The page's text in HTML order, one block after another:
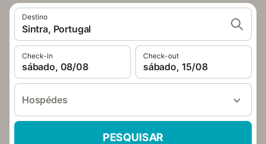
Destino
Sintra, Portugal
Check-in
sábado, 08/08
Check-out
sábado, 15/08
Hospédes
PESQUISAR